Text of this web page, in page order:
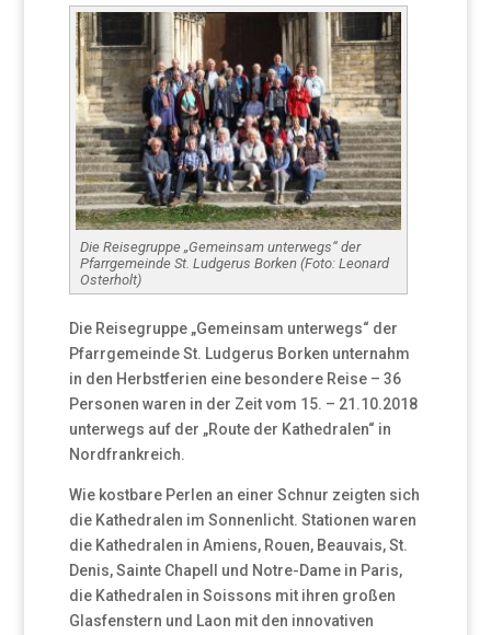
Die Reisegruppe „Gemeinsam unterwegs“ der
Pfarrgemeinde St. Ludgerus Borken (Foto: Leonard
Osterholt)
Die Reisegruppe „Gemeinsam unterwegs“ der
Pfarrgemeinde St. Ludgerus Borken unternahm
in den Herbstferien eine besondere Reise – 36
Personen waren in der Zeit vom 15. – 21.10.2018
unterwegs auf der „Route der Kathedralen“ in
Nordfrankreich.
Wie kostbare Perlen an einer Schnur zeigten sich
die Kathedralen im Sonnenlicht. Stationen waren
die Kathedralen in Amiens, Rouen, Beauvais, St.
Denis, Sainte Chapell und Notre-Dame in Paris,
die Kathedralen in Soissons mit ihren großen
Glasfenstern und Laon mit den innovativen